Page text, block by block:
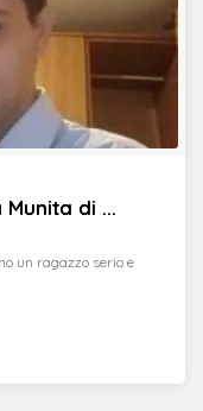
di ...
un ragazzo serio e